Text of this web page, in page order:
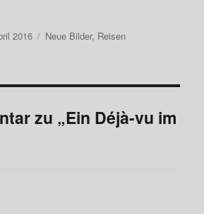
2016 Kategorien
Neue Bilder, Reisen
zu „Ein Déjà-vu im